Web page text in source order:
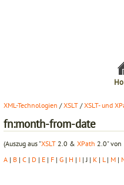
XML-Technologien /XSLT /XSLT- und
fn:month-from-date
(Auszug aus "XSLT 2.0 & XPath 2.0" von
A | B | C | D | E | F | G | H | I | J | K | L | M |